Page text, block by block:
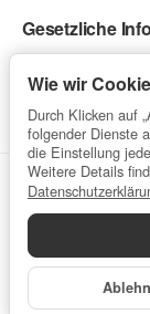
Gesetzliche
Service
Alle
Wie wir
Durch Klicken auf
folgender Dienste
die Einstellung
Weitere Details